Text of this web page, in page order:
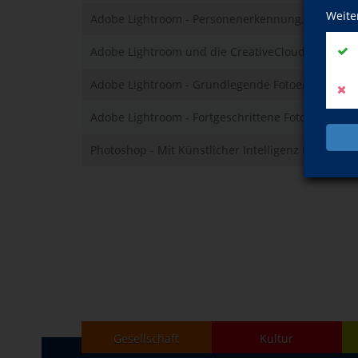
Adobe Lightroom - Personenerkennung,
Adobe Lightroom und die CreativeCloud
Adobe Lightroom - Grundlegende Fotoentwicklung
Adobe Lightroom - Fortgeschrittene
Photoshop - Mit Künstlicher Intelligenz Fotos
Gesellschaft Kultur